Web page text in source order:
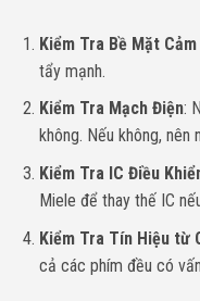
Kiểm Tra Bề Mặt Cảm
tẩy mạnh.
Kiểm Tra Mạch Điện:
không. Nếu không,
Kiểm Tra IC Điều
Miele để thay thế IC
Kiểm Tra Tín Hiệu từ
cả các phím đều có